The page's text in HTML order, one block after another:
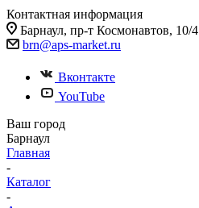
Контактная информация
Барнаул, пр-т Космонавтов, 10/4
brn@aps-market.ru
Вконтакте
YouTube
Ваш город
Барнаул
Главная
-
Каталог
-